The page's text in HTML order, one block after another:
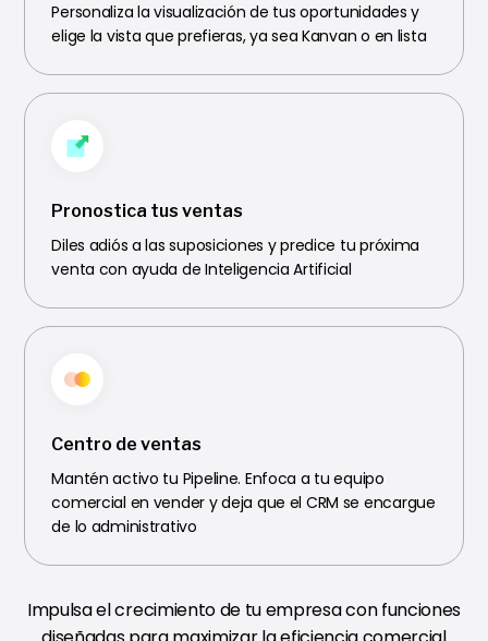
Personaliza la visualización de tus oportunidades y
elige la vista que prefieras, ya sea Kanvan o en lista
Pronostica tus ventas
Diles adiós a las suposiciones y predice tu próxima
venta con ayuda de Inteligencia Artificial
Centro de ventas
Mantén activo tu Pipeline. Enfoca a tu equipo
comercial en vender y deja que el CRM se encargue
de lo administrativo
Impulsa el crecimiento de tu empresa con funciones